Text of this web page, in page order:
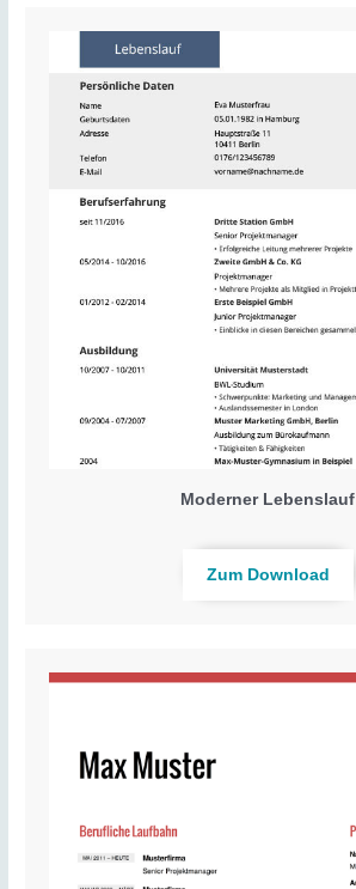
Moderner Lebenslauf
Zum Download